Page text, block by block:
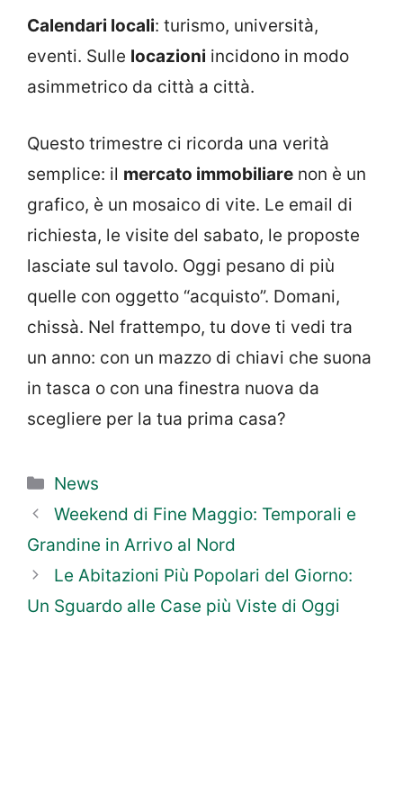
Calendari locali: turismo, università,
eventi. Sulle locazioni incidono in modo
asimmetrico da città a città.
Questo trimestre ci ricorda una verità
semplice: il mercato immobiliare non è un
grafico, è un mosaico di vite. Le email di
richiesta, le visite del sabato, le proposte
lasciate sul tavolo. Oggi pesano di più
quelle con oggetto “acquisto”. Domani,
chissà. Nel frattempo, tu dove ti vedi tra
un anno: con un mazzo di chiavi che suona
in tasca o con una finestra nuova da
scegliere per la tua prima casa?
Categorie
News
Weekend di Fine Maggio: Temporali e
Grandine in Arrivo al Nord
Le Abitazioni Più Popolari del Giorno:
Un Sguardo alle Case più Viste di Oggi